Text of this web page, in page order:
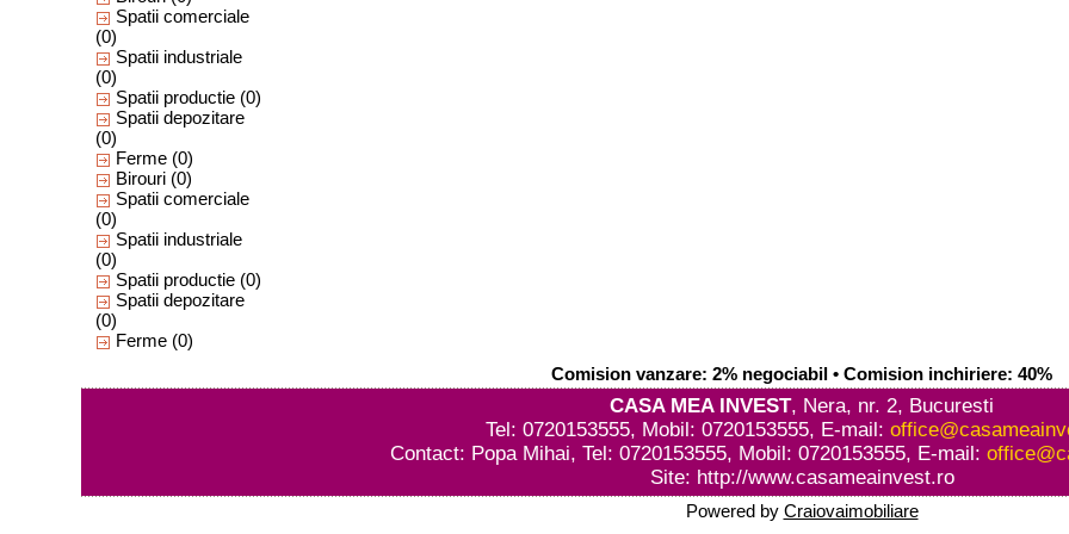
Spatii comerciale
(0)
Spatii industriale
(0)
Spatii productie(0)
Spatii depozitare
(0)
Ferme(0)
Birouri(0)
Spatii comerciale
(0)
Spatii industriale
(0)
Spatii productie(0)
Spatii depozitare
(0)
Ferme(0)
Comision vanzare: 2% negociabil • Comision inchiriere: 40%
CASA MEA INVEST, Nera, nr. 2, Bucuresti
Tel: 0720153555, Mobil: 0720153555, E-mail:
Contact: Popa Mihai, Tel: 0720153555, Mobil: 0720153555, E-mail:
Site: http://www.casameainvest.ro
Powered by Craiovaimobiliare